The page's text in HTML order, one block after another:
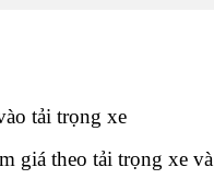
tải trọng xe
giá theo tải trọng xe và